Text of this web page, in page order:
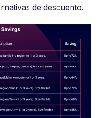
de descuento.